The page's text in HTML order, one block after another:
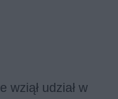
wziął udział w